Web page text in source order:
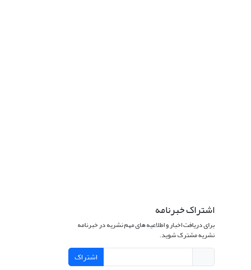
اشتراک خبرنامه
برای دریافت اخبار و اطلاعیه های مهم نشریه در خبرنامه
نشریه مشترک شوید.
اشتراک